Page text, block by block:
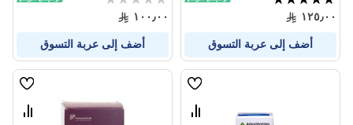
100%
١٢٥٫٠٠
أضف إلى عربة التسوق
١٠٠٫٠٠
أضف إلى عربة التسوق
قائمة
قارن
قائمة
قارن